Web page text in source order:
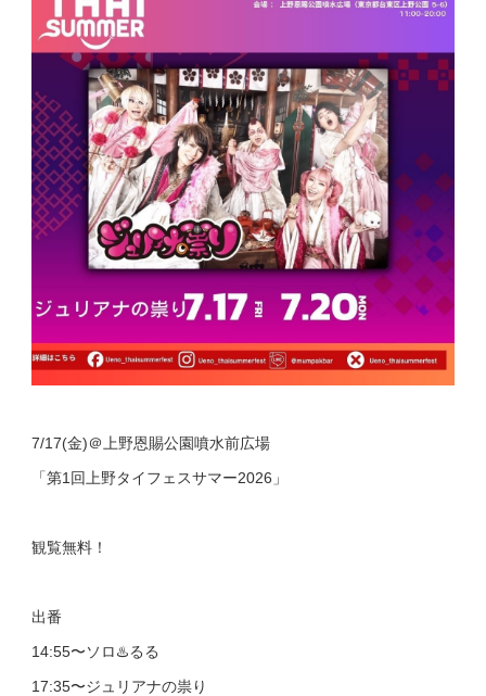
7/17(金)＠上野恩賜公園噴水前広場
「第1回上野タイフェスサマー2026」
観覧無料！
出番
14:55〜ソロ♨️るる
17:35〜ジュリアナの祟り